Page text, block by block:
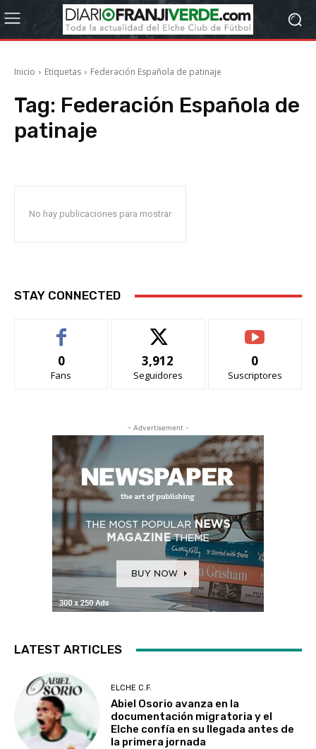
Inicio Etiquetas Federación Española de patinaje
Tag: Federación Española de
patinaje
No hay publicaciones para mostrar
STAY CONNECTED
0
Fans
3,912
Seguidores
0
Suscriptores
- Advertisement -
LATEST ARTICLES
ELCHE C.F.
Abiel Osorio avanza en la
documentación migratoria y el
Elche confía en su llegada antes de
la primera jornada